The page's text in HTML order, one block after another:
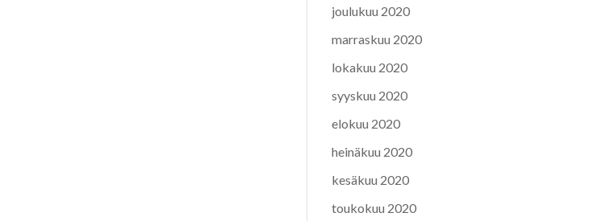
joulukuu 2020
marraskuu 2020
lokakuu 2020
syyskuu 2020
elokuu 2020
heinäkuu 2020
kesäkuu 2020
toukokuu 2020